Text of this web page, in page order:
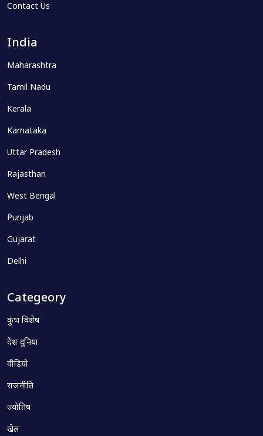
Contact Us
India
Maharashtra
Tamil Nadu
Kerala
Karnataka
Uttar Pradesh
Rajasthan
West Bengal
Punjab
Gujarat
Delhi
Categeory
कुंभ विशेष
देश दुनिया
वीडियो
राजनीति
ज्योतिष
खेल